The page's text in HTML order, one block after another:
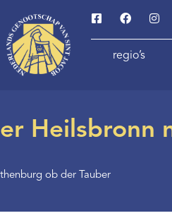
regio’s
Heilsbronn
ob der Tauber